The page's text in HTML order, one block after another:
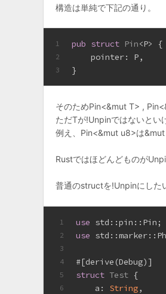
構造は単純で下記の通り。
1
2
3
pub struct Pin<P> {
    pointer: P,
}
そのためPin<&mut T> ,
ただTが!Unpinではないとい
例え、Pin<&mut u8>は&mut
Rustではほどんどものが
普通のstructを!Unpinにした
1
2
3
4
5
6
use std::pin::Pin;
use
#[derive(Debug)]
struct Test {
    a:
String,